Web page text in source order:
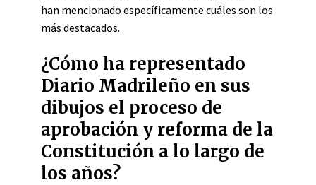
han mencionado específicamente cuáles son los
más destacados.
¿Cómo ha representado
Diario Madrileño en sus
dibujos el proceso de
aprobación y reforma de la
Constitución a lo largo de
los años?